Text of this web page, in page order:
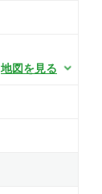
地図を見る